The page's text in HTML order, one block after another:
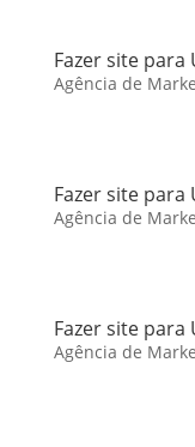
Fazer site
Agência de
Fazer site
Agência de
Fazer site para
Agência de